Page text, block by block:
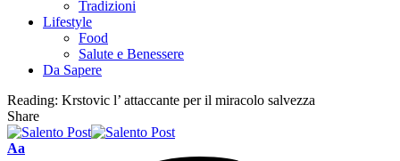
Tradizioni
Lifestyle
Food
Salute e Benessere
Da Sapere
Reading: Krstovic l’ attaccante per il miracolo salvezza
Share
Aa